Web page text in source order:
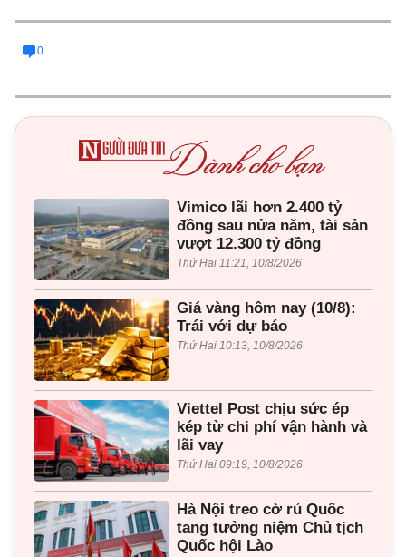
0
Vimico lãi hơn 2.400 tỷ
đồng sau nửa năm, tài sản
vượt 12.300 tỷ đồng
Thứ Hai 11:21, 10/8/2026
Giá vàng hôm nay (10/8):
Trái với dự báo
Thứ Hai 10:13, 10/8/2026
Viettel Post chịu sức ép
kép từ chi phí vận hành và
lãi vay
Thứ Hai 09:19, 10/8/2026
Hà Nội treo cờ rủ Quốc
tang tưởng niệm Chủ tịch
Quốc hội Lào